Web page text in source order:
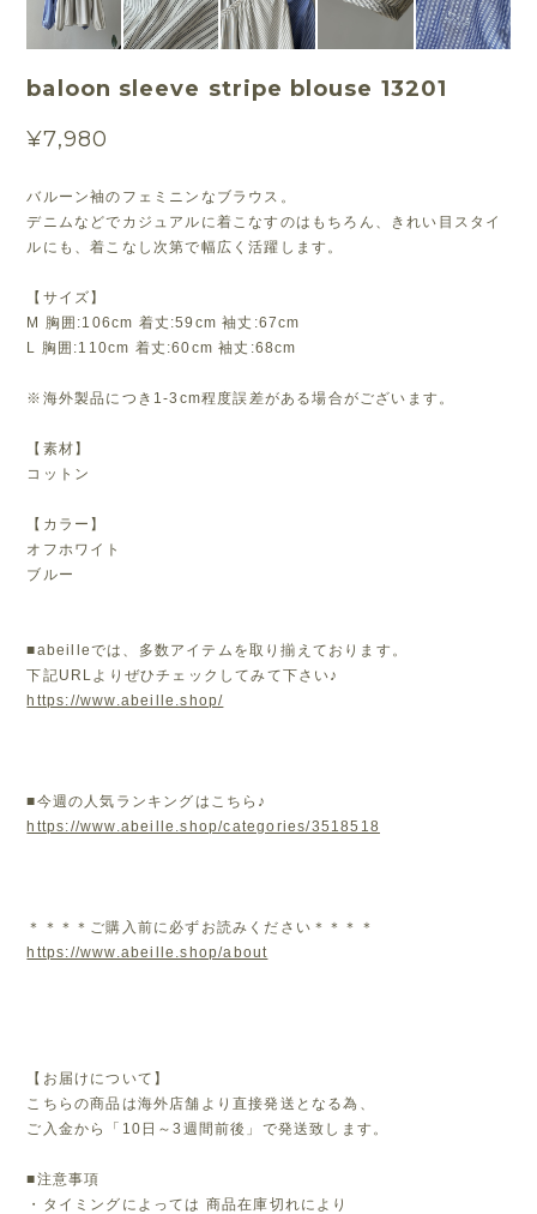
baloon sleeve stripe blouse 13201
¥7,980
バルーン袖のフェミニンなブラウス。
デニムなどでカジュアルに着こなすのはもちろん、きれい目スタイ
ルにも、着こなし次第で幅広く活躍します。
【サイズ】
M 胸囲:106cm 着丈:59cm 袖丈:67cm
L 胸囲:110cm 着丈:60cm 袖丈:68cm
※海外製品につき1-3cm程度誤差がある場合がございます。
【素材】
コットン
【カラー】
オフホワイト
ブルー
■abeilleでは、多数アイテムを取り揃えております。
下記URLよりぜひチェックしてみて下さい♪
https://www.abeille.shop/
■今週の人気ランキングはこちら♪
https://www.abeille.shop/categories/3518518
＊＊＊＊ご購入前に必ずお読みください＊＊＊＊
https://www.abeille.shop/about
【お届けについて】
こちらの商品は海外店舗より直接発送となる為、
ご入金から「10日～3週間前後」で発送致します。
■注意事項
・タイミングによっては 商品在庫切れにより